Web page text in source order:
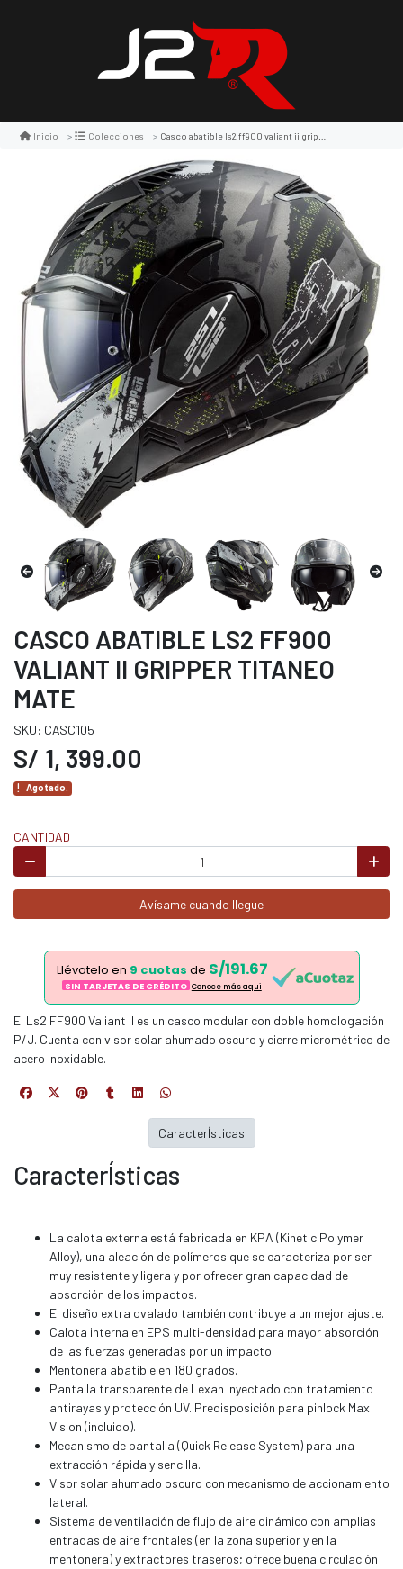
Inicio Colecciones Casco abatible ls2 ff900 valiant ii gripper titaneo mate
CASCO ABATIBLE LS2 FF900
VALIANT II GRIPPER TITANEO
MATE
SKU: CASC105
S/ 1, 399.00
Agotado.
CANTIDAD
Avísame cuando llegue
Llévatelo en 9 cuotas de S/191.67
SIN TARJETAS DE CRÉDITO Conoce más aqui
El Ls2 FF900 Valiant II es un casco modular con doble homologación
P/J. Cuenta con visor solar ahumado oscuro y cierre micrométrico de
acero inoxidable.
CaracterÍsticas
La calota externa está fabricada en KPA (Kinetic Polymer
Alloy), una aleación de polímeros que se caracteriza por ser
muy resistente y ligera y por ofrecer gran capacidad de
absorción de los impactos.
El diseño extra ovalado también contribuye a un mejor ajuste.
Calota interna en EPS multi-densidad para mayor absorción
de las fuerzas generadas por un impacto.
Mentonera abatible en 180 grados.
Pantalla transparente de Lexan inyectado con tratamiento
antirayas y protección UV. Predisposición para pinlock Max
Vision (incluido).
Mecanismo de pantalla (Quick Release System) para una
extracción rápida y sencilla.
Visor solar ahumado oscuro con mecanismo de accionamiento
lateral.
Sistema de ventilación de flujo de aire dinámico con amplias
entradas de aire frontales (en la zona superior y en la
mentonera) y extractores traseros; ofrece buena circulación
CaracterÍsticas